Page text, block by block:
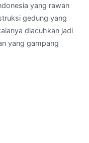
yang rawan
gedung yang
diacuhkan jadi
yang gampang